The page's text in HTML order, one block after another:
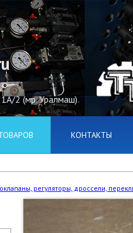
1А/2 (мр. Уралмаш)
КОНТАКТЫ
регуляторы, дроссели,